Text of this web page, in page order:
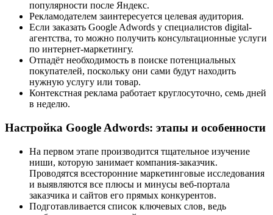
популярности после Яндекс.
Рекламодателем заинтересуется целевая аудитория.
Если заказать Google Adwords у специалистов digital-
агентства, то можно получить консультационные услуги
по интернет-маркетингу.
Отпадёт необходимость в поиске потенциальных
покупателей, поскольку они сами будут находить
нужную услугу или товар.
Контекстная реклама работает круглосуточно, семь дней
в неделю.
Настройка Google Adwords: этапы и особенности
На первом этапе производится тщательное изучение
ниши, которую занимает компания-заказчик.
Проводятся всесторонние маркетинговые исследования
и выявляются все плюсы и минусы веб-портала
заказчика и сайтов его прямых конкурентов.
Подготавливается список ключевых слов, ведь